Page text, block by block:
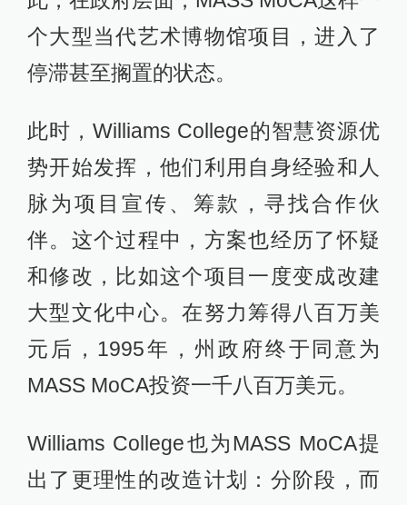
个大型当代艺术博物馆项目，进入了
停滞甚至搁置的状态。
此时，Williams College的智慧资源优
势开始发挥，他们利用自身经验和人
脉为项目宣传、筹款，寻找合作伙
伴。这个过程中，方案也经历了怀疑
和修改，比如这个项目一度变成改建
大型文化中心。在努力筹得八百万美
元后，1995年，州政府终于同意为
MASS MoCA投资一千八百万美元。
Williams College也为MASS MoCA提
出了更理性的改造计划：分阶段，而